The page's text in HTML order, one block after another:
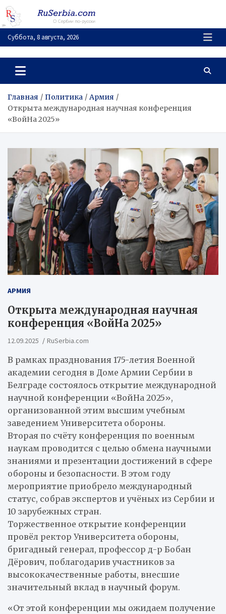
Перейти
содержимому
Суббота, 8 августа, 2026
RuSerbia.com
О Сербии – по-русски
Главная Политика
Армия
Открыта международная научная конференция
«ВойНа 2025»
АРМИЯ
Открыта международная научная
конференция «ВойНа 2025»
12.09.2025 RuSerbia.com
В рамках празднования 175-летия Военной
академии сегодня в Доме Армии Сербии в
Белграде состоялось открытие международной
научной конференции «ВойНа 2025»,
организованной этим высшим учебным
заведением Университета обороны.
Вторая по счёту конференция по военным
наукам проводится с целью обмена научными
знаниями и презентации достижений в сфере
обороны и безопасности. В этом году
мероприятие приобрело международный
статус, собрав экспертов и учёных из Сербии и
10 зарубежных стран.
Торжественное открытие конференции
провёл ректор Университета обороны,
бригадный генерал, профессор д-р Бобан
Дёрович, поблагодарив участников за
высококачественные работы, внесшие
значительный вклад в научный форум.
«От этой конференции мы ожидаем получение